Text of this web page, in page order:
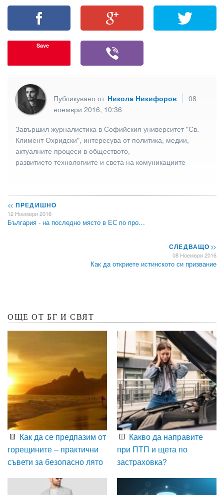
Save
Публикувано от Никола Никифоров
08
ноември 2016, 10:36
Завършил журналистика в Софийския университет "Св.
Климент Охридски", интересува от политика, медии,
актуалните процеси в обществото,
развитието технологиите и света на комуникациите
<< ПРЕДИШНО
12 Ноември 2016
България - на последно място в ЕС по про…
СЛЕДВАЩО>>
08 Ноември 2016
Как да откриете истинското си призвание
ОЩЕ ОТ БГ И СВЯТ
Как да се предпазим от
горещините – практични
съвети за безопасно лято
Какво да направите
при ПТП и щета по
застраховка?